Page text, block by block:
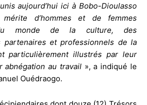
aujourd’hui ici à Bobo-Dioulasso
d’hommes et de femmes
du monde de la culture, des
partenaires et professionnels de la
particulièrement illustrés par leur
abnégation au travail», a indiqué le
Ouédraogo.